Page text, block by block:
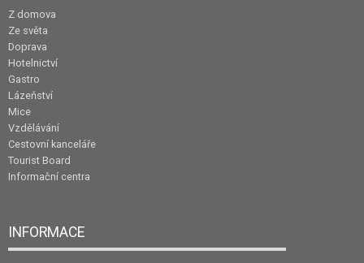
Z domova
Ze světa
Doprava
Hotelnictví
Gastro
Lázeňství
Mice
Vzdělávání
Cestovní kanceláře
Tourist Board
Informační centra
INFORMACE